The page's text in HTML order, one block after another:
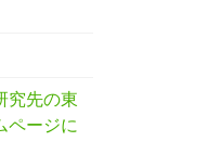
究先の東
ページに